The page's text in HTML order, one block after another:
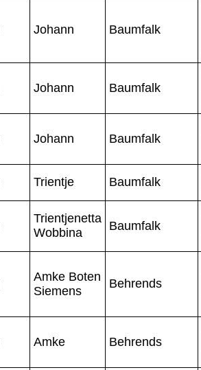
Johann Baumfalk
Johann Baumfalk
Johann Baumfalk
Trientje Baumfalk
Trientjenetta
Wobbina
Baumfalk
Amke Boten
Siemens
Behrends
Amke Behrends